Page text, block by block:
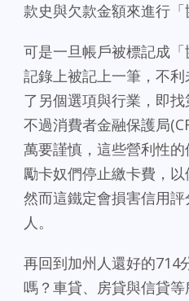
款史與欠款金額來進行「
可是一旦帳戶被標記成
記錄上被記上一筆，不
了另個選項與行業，即找
不過消費者金融保護局
萬要謹慎，這些營利性
勵卡奴們停止繳卡費，以
然而這鐵定會損害信用
人。
再回到加州人還好的714
嗎？車貸、房貸與信貸